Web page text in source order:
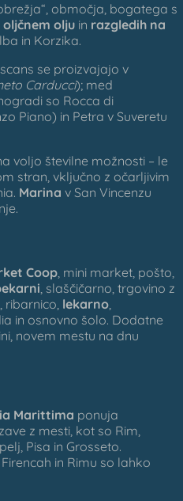
območja, bogatega s
oljčnem olju in razgledih na
in Korzika.
se proizvajajo v
Carducci); med
so Rocca di
Piano) in Petra v Suveretu
voljo številne možnosti – le
stran, vključno z očarljivim
Marina v San Vincenzu
Coop , mini market, pošto,
, slaščičarno, trgovino z
ribarnico, lekarno
in osnovno šolo. Dodatne
novem mestu na dnu
Marittima ponuja
z mesti, kot so Rim,
Pisa in Grosseto.
Firencah in Rimu so lahko